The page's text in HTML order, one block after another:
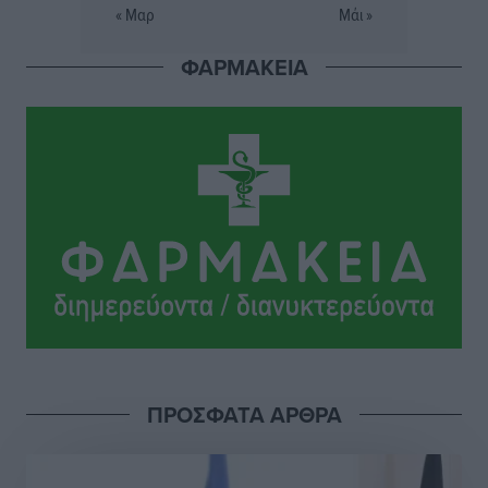
Εθνικός Αρχίπολης: Μεγάλο βήμα προόδου η ίδρυση
πριν 6 ώρες
ΠΑΜΕ ΣΤΟΙΧΗΜΑ: Περισσότερα από 95 εκατομμύρια
ευρώ σε κέρδη μοίρασε τον Ιούλιο
Αθλητικά• πριν 6 ώρες
Ολοκλήρωση του έργου αναβάθμισης των
Γ.Σ. Διαγόρας: Στα «κυανέρυθρα» ο Janni Pembe
« Μαρ Μάι »
ΦΑΡΜΑΚΕΙΑ
ΠΡΟΣΦΑΤΑ ΑΡΘΡΑ